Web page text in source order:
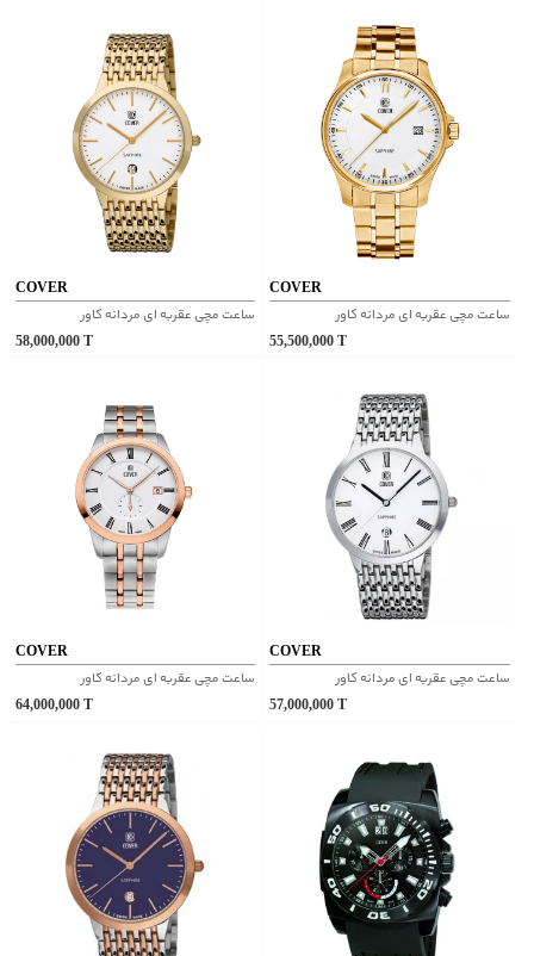
COVER
ساعت مچی عقربه ای مردانه کاور
58,000,000
COVER
ساعت مچی عقربه ای مردانه کاور
55,500,000
COVER
ساعت مچی عقربه ای مردانه کاور
64,000,000
COVER
ساعت مچی عقربه ای مردانه کاور
57,000,000